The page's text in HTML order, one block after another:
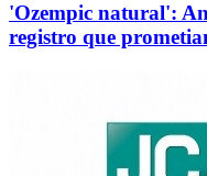
'Ozempic natural':
registro que